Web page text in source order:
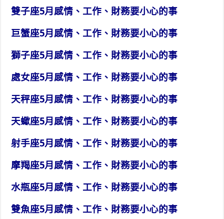
雙子座5月感情、工作、財務要小心的事
巨蟹座5月感情、工作、財務要小心的事
獅子座5月感情、工作、財務要小心的事
處女座5月感情、工作、財務要小心的事
天秤座5月感情、工作、財務要小心的事
天蠍座5月感情、工作、財務要小心的事
射手座5月感情、工作、財務要小心的事
摩羯座5月感情、工作、財務要小心的事
水瓶座5月感情、工作、財務要小心的事
雙魚座5月感情、工作、財務要小心的事